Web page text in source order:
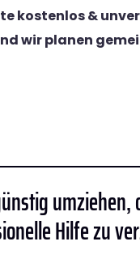
kostenlos &
wir planen
umziehen,
Hilfe zu